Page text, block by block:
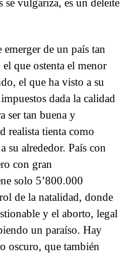
vulgariza, es un deleite
emerger de un país tan
que ostenta el menor
el que ha visto a su
dada la calidad
ser tan buena y
realista tienta como
su alrededor. País con
con gran
solo 5’800.000
de la natalidad, donde
y el aborto, legal
un paraíso. Hay
oscuro, que también